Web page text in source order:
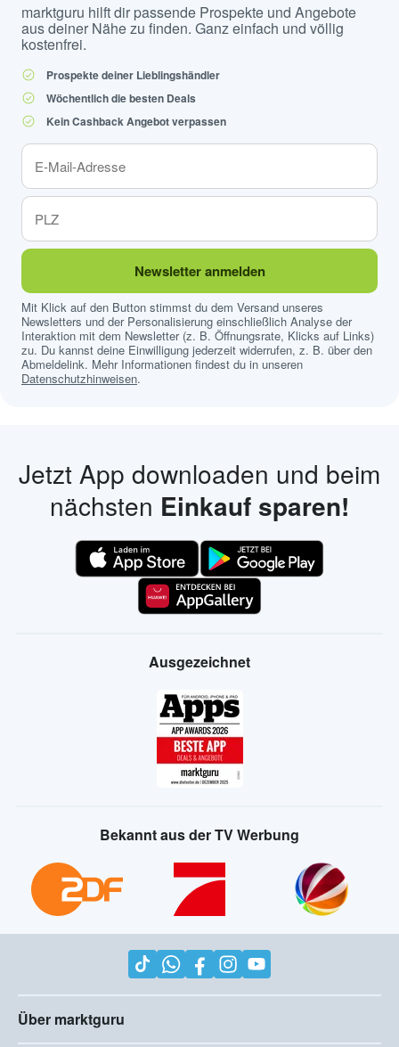
marktguru hilft dir passende Prospekte und Angebote
aus deiner Nähe zu finden. Ganz einfach und völlig
kostenfrei.
Prospekte deiner Lieblingshändler
Wöchentlich die besten Deals
Kein Cashback Angebot verpassen
Newsletter anmelden
Mit Klick auf den Button stimmst du dem Versand unseres
Newsletters und der Personalisierung einschließlich Analyse der
Interaktion mit dem Newsletter (z. B. Öffnungsrate, Klicks auf Links)
zu. Du kannst deine Einwilligung jederzeit widerrufen, z. B. über den
Abmeldelink. Mehr Informationen findest du in unseren
Datenschutzhinweisen.
Jetzt App downloaden und beim
nächsten Einkauf sparen!
Ausgezeichnet
Bekannt aus der TV Werbung
Über marktguru